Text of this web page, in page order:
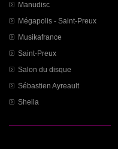
Manudisc
Mégapolis - Saint-Preux
Musikafrance
Saint-Preux
Salon du disque
Sébastien Ayreault
Sheila